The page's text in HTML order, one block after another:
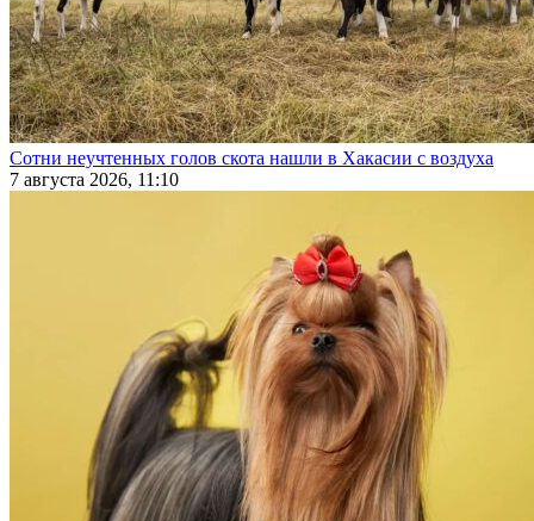
Сотни неучтенных голов скота нашли в Хакасии с воздуха
7 августа 2026, 11:10